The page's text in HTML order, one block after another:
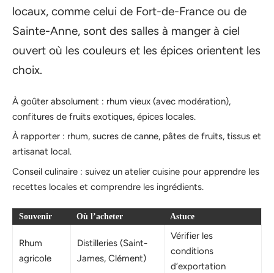
locaux, comme celui de Fort-de-France ou de
Sainte-Anne, sont des salles à manger à ciel
ouvert où les couleurs et les épices orientent les
choix.
À goûter absolument : rhum vieux (avec modération),
confitures de fruits exotiques, épices locales.
À rapporter : rhum, sucres de canne, pâtes de fruits, tissus et
artisanat local.
Conseil culinaire : suivez un atelier cuisine pour apprendre les
recettes locales et comprendre les ingrédients.
Souvenir Où l’acheter Astuce
Rhum
agricole
Distilleries (Saint-
James, Clément)
Vérifier les
conditions
d’exportation